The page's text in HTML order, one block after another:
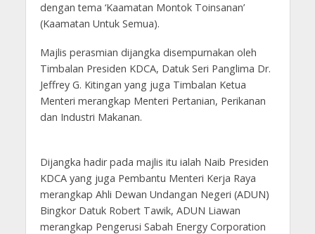
dengan tema ‘Kaamatan Montok Toinsanan’
(Kaamatan Untuk Semua).
Majlis perasmian dijangka disempurnakan oleh
Timbalan Presiden KDCA, Datuk Seri Panglima Dr.
Jeffrey G. Kitingan yang juga Timbalan Ketua
Menteri merangkap Menteri Pertanian, Perikanan
dan Industri Makanan.
Dijangka hadir pada majlis itu ialah Naib Presiden
KDCA yang juga Pembantu Menteri Kerja Raya
merangkap Ahli Dewan Undangan Negeri (ADUN)
Bingkor Datuk Robert Tawik, ADUN Liawan
merangkap Pengerusi Sabah Energy Corporation